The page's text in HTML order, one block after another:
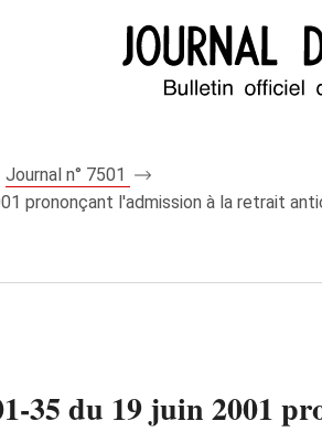
Journal n° 7501
prononçant l'admission à la retrait
35 du 19 juin 2001